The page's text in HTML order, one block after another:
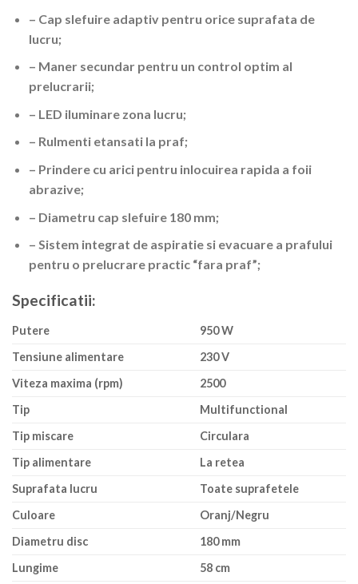
– Cap slefuire adaptiv pentru orice suprafata de
lucru;
– Maner secundar pentru un control optim al
prelucrarii;
– LED iluminare zona lucru;
– Rulmenti etansati la praf;
– Prindere cu arici pentru inlocuirea rapida a foii
abrazive;
– Diametru cap slefuire 180 mm;
– Sistem integrat de aspiratie si evacuare a prafului
pentru o prelucrare practic “fara praf”;
Specificatii:
Putere
950 W
Tensiune alimentare
230 V
Viteza maxima (rpm)
2500
Tip
Multifunctional
Tip miscare
Circulara
Tip alimentare
La retea
Suprafata lucru
Toate suprafetele
Culoare
Oranj/Negru
Diametru disc
180 mm
Lungime
58 cm